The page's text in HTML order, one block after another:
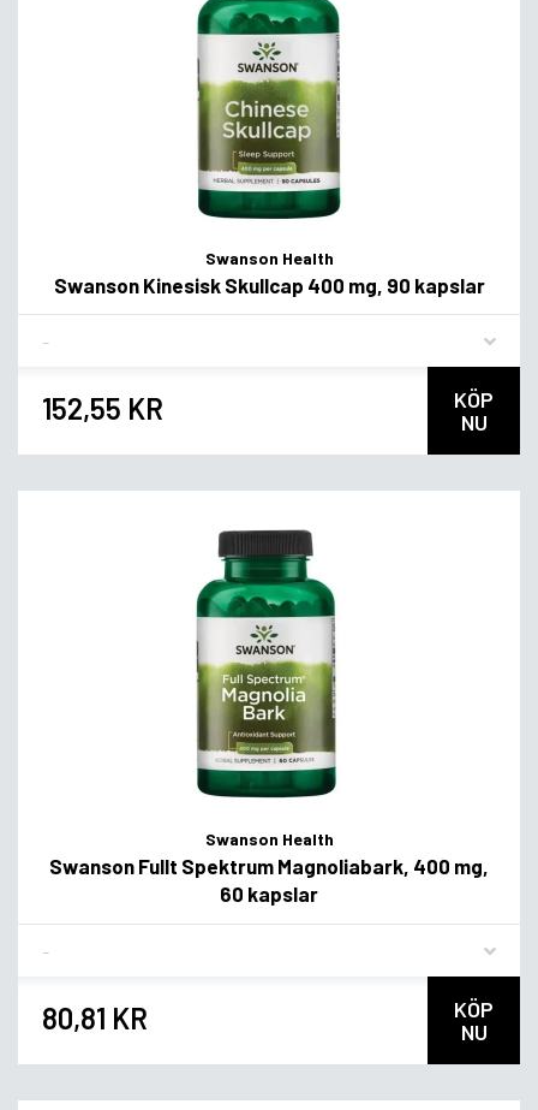
Swanson Health
Swanson Kinesisk Skullcap 400 mg, 90 kapslar
152,55 KR
KÖP
NU
Swanson Health
Swanson Fullt Spektrum Magnoliabark, 400 mg,
60 kapslar
80,81 KR
KÖP
NU